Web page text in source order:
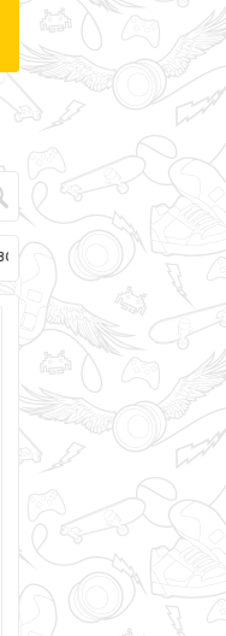
электронную почту. Там